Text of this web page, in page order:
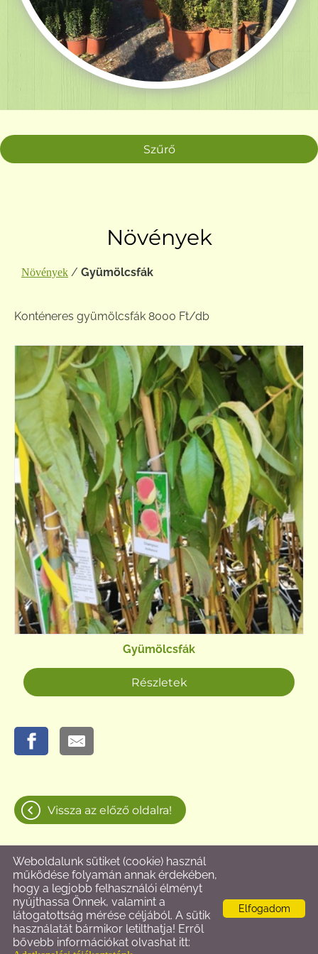
Szűrő
Növények
Növények / Gyümölcsfák
Konténeres gyümölcsfák 8000 Ft/db
Gyümölcsfák
Részletek
Vissza az előző oldalra!
© 2026 - Váradi Faiskola
Oldal információklAdatkezelési tájékoztató lImpresszum
Elfogadom
Weboldalunk sütiket (cookie) használ
működése folyamán annak érdekében,
hogy a legjobb felhasználói élményt
nyújthassa Önnek, valamint a
látogatottság mérése céljából. A sütik
használatát bármikor letilthatja! Erről
bővebb információkat olvashat itt: